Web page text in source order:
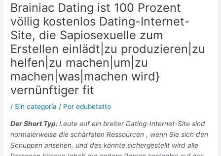
Brainiac Dating ist 100 Prozent
völlig kostenlos Dating-Internet-
Site, die Sapiosexuelle zum
Erstellen einlädt|zu produzieren|zu
helfen|zu machen|um|zu
machen|was|machen wird}
vernünftiger fit
/ Sin categoría / Poredubetetto
Der Short Typ:Leute auf ein breiter Dating-Internet-Site sind
normalerweise die schärfsten Ressourcen , wenn Sie sich den
Schuppen ansehen, und das könnte sichergestellt wird alle